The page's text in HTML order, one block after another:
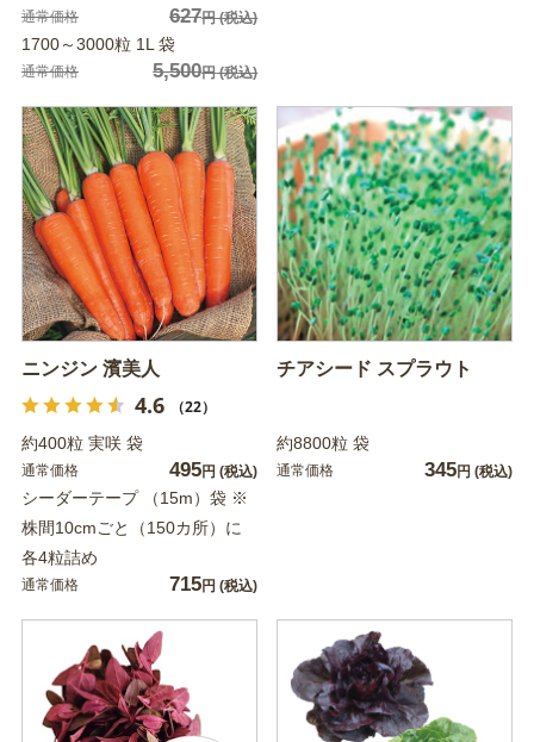
通常価格 627円(税込)
1700～3000粒 1L 袋
通常価格 5,500円(税込)
ニンジン 濱美人
4.6 （22）
約400粒 実咲 袋
通常価格 495円 (税込)
シーダーテープ （15m）袋 ※
株間10cmごと（150カ所）に
各4粒詰め
通常価格 715円 (税込)
チアシード スプラウト
約8800粒 袋
通常価格 345円 (税込)